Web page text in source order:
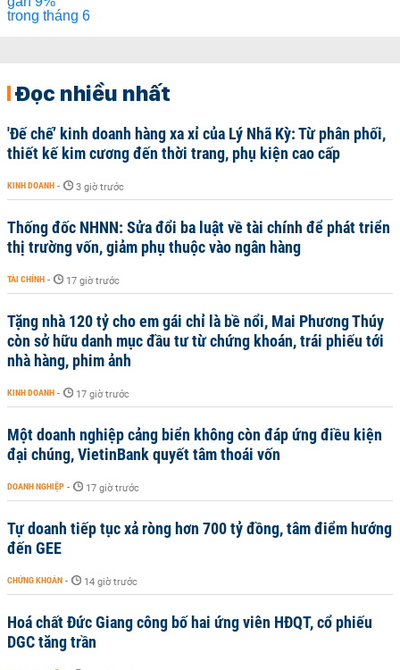
Đọc nhiều nhất
'Đế chế’ kinh doanh hàng xa xỉ của Lý Nhã Kỳ: Từ phân phối,
thiết kế kim cương đến thời trang, phụ kiện cao cấp
KINH DOANH - 3 giờ trước
Thống đốc NHNN: Sửa đổi ba luật về tài chính để phát triển
thị trường vốn, giảm phụ thuộc vào ngân hàng
TÀI CHÍNH - 17 giờ trước
Tặng nhà 120 tỷ cho em gái chỉ là bề nổi, Mai Phương Thúy
còn sở hữu danh mục đầu tư từ chứng khoán, trái phiếu tới
nhà hàng, phim ảnh
KINH DOANH - 17 giờ trước
Một doanh nghiệp cảng biển không còn đáp ứng điều kiện
đại chúng, VietinBank quyết tâm thoái vốn
DOANH NGHIỆP - 17 giờ trước
Tự doanh tiếp tục xả ròng hơn 700 tỷ đồng, tâm điểm hướng
đến GEE
CHỨNG KHOÁN - 14 giờ trước
Hoá chất Đức Giang công bố hai ứng viên HĐQT, cổ phiếu
DGC tăng trần